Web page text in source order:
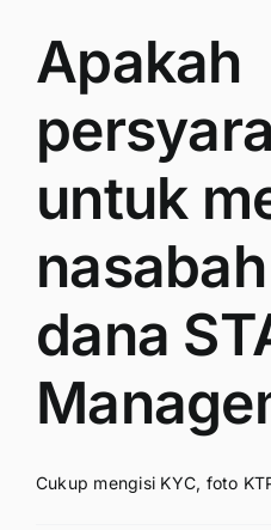
Apakah
untuk
dana
Cukup mengisi KYC, foto